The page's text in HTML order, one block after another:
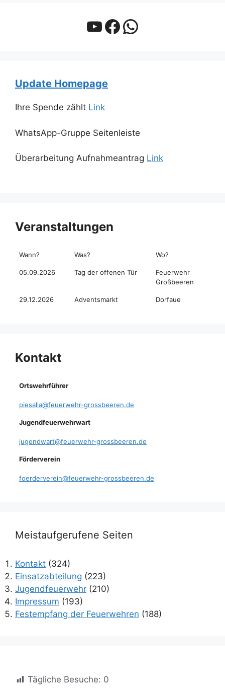
YouTube
Facebook
WhatsApp
Update Homepage
Ihre Spende zählt Link
WhatsApp-Gruppe Seitenleiste
Überarbeitung Aufnahmeantrag Link
Veranstaltungen
Wann? Was? Wo?
05.09.2026 Tag der offenen Tür
Feuerwehr
Großbeeren
29.12.2026 Adventsmarkt Dorfaue
Kontakt
Ortswehrführer
piesalla@feuerwehr-grossbeeren.de
Jugendfeuerwehrwart
jugendwart@feuerwehr-grossbeeren.de
Förderverein
foerderverein@feuerwehr-grossbeeren.de
Meistaufgerufene Seiten
Kontakt (324)
Einsatzabteilung (223)
Jugendfeuerwehr (210)
Impressum (193)
Festempfang der Feuerwehren (188)
Tägliche Besuche: 0